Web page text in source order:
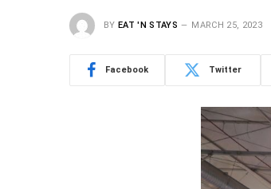
BY EAT 'N STAYS MARCH 25, 2023
Facebook Twitter